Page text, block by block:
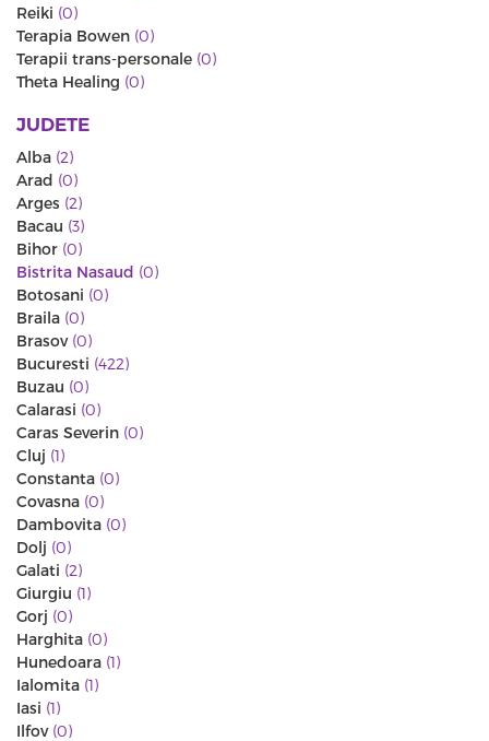
Reiki (0)
Terapia Bowen (0)
Terapii trans-personale (0)
Theta Healing (0)
JUDETE
Alba (2)
Arad (0)
Arges (2)
Bacau (3)
Bihor (0)
Bistrita Nasaud (0)
Botosani (0)
Braila (0)
Brasov (0)
Bucuresti (422)
Buzau (0)
Calarasi (0)
Caras Severin (0)
Cluj (1)
Constanta (0)
Covasna (0)
Dambovita (0)
Dolj (0)
Galati (2)
Giurgiu (1)
Gorj (0)
Harghita (0)
Hunedoara (1)
Ialomita (1)
Iasi (1)
Ilfov (0)